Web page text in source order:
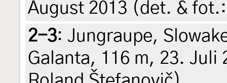
August 2013 (det. &
2-3: Jungraupe,
Galanta, 116 m, 23. Juli